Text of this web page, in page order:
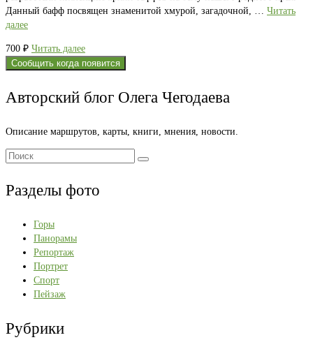
Данный бафф посвящен знаменитой хмурой, загадочной, … Читать
далее
700 ₽ Читать далее
Сообщить когда появится
Авторский блог Олега Чегодаева
Описание маршрутов, карты, книги, мнения, новости.
Поиск:
Разделы фото
Горы
Панорамы
Репортаж
Портрет
Спорт
Пейзаж
Рубрики